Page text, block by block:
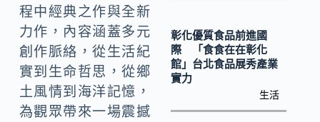
程中經典之作與全新
力作，內容涵蓋多元
創作脈絡，從生活紀
實到生命哲思，從鄉
土風情到海洋記憶，
為觀眾帶來一場震撼
彰化優質食品前進國
際 「食食在在彰化
館」台北食品展秀產業
實力
生活